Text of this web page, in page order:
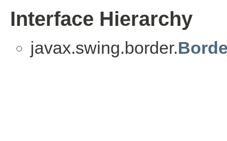
Interface Hierarchy
javax.swing.border.